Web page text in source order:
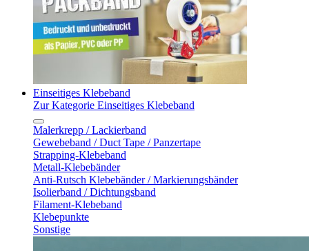
Einseitiges Klebeband
Zur Kategorie Einseitiges Klebeband
Malerkrepp / Lackierband
Gewebeband / Duct Tape / Panzertape
Strapping-Klebeband
Metall-Klebebänder
Anti-Rutsch Klebebänder / Markierungsbänder
Isolierband / Dichtungsband
Filament-Klebeband
Klebepunkte
Sonstige